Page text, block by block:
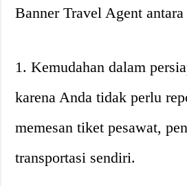
Banner Travel Agent
1. Kemudahan dalam
karena Anda tidak perlu
memesan tiket pesawat,
transportasi sendiri.